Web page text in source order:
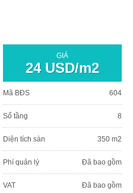
GIÁ
24 USD/m2
Mã BĐS 604
Số tầng 8
Diện tích sàn 350 m2
Phí quản lý Đã bao gồm
VAT Đã bao gồm